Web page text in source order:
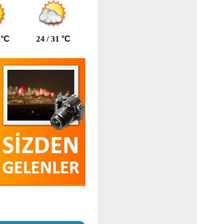
°C 24 / 31 °C